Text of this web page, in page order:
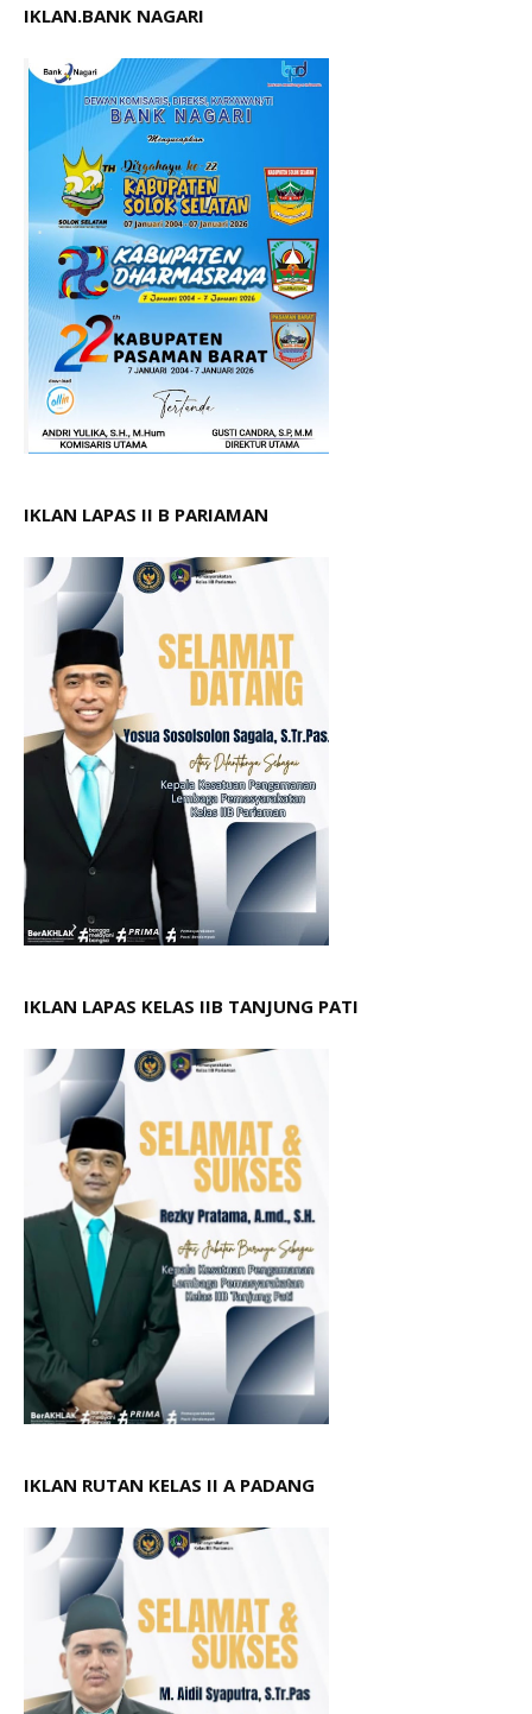
IKLAN.BANK NAGARI
IKLAN LAPAS II B PARIAMAN
IKLAN LAPAS KELAS IIB TANJUNG PATI
IKLAN RUTAN KELAS II A PADANG